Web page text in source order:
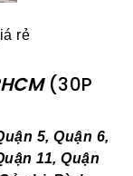
rẻ
(30P
5, Quận 6,
11, Quận